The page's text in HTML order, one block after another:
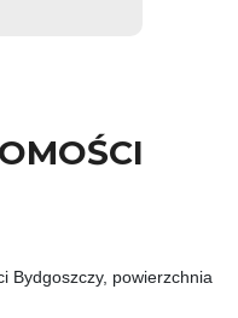
Bydgoszczy, powierzchnia